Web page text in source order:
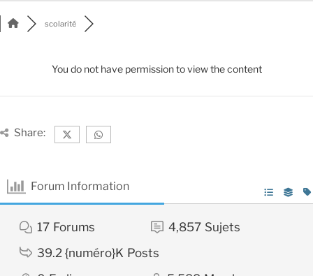
scolarité
You do not have permission to view the content
Share:
Forum Information
17 Forums 4,857 Sujets
39.2 {numéro}K Posts